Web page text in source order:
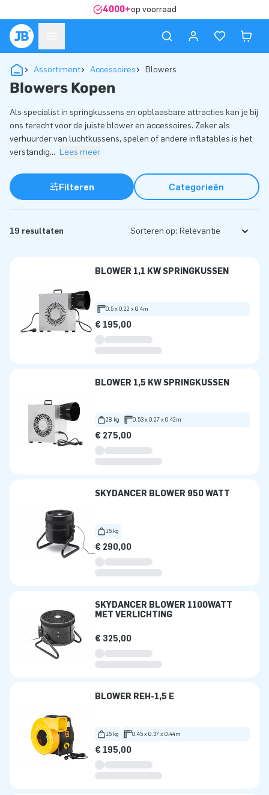
4000+op voorraad
Assortiment Accessoires Blowers
Blowers Kopen
Als specialist in springkussens en opblaasbare attracties kan je bij
ons terecht voor de juiste blower en accessoires. Zeker als
verhuurder van luchtkussens, spelen of andere inflatables is het
verstandig... Lees meer
Filteren Categorieën
19 resultaten Sorteren op:
BLOWER 1,1 KW SPRINGKUSSEN
0.5 x 0.22 x 0.4m
€ 195,00
BLOWER 1,5 KW SPRINGKUSSEN
28 kg 0.53 x 0.27 x 0.42m
€ 275,00
SKYDANCER BLOWER 950 WATT
15 kg
€ 290,00
SKYDANCER BLOWER 1100WATT
MET VERLICHTING
€ 325,00
BLOWER REH-1,5 E
15 kg 0.45 x 0.37 x 0.44m
€ 195,00